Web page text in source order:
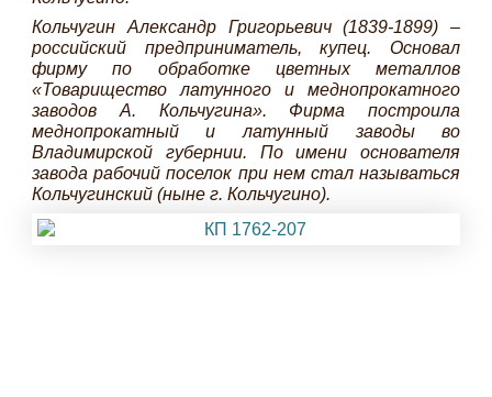
Кольчугин Александр Григорьевич (1839-1899) –
российский предприниматель, купец. Основал
фирму по обработке цветных металлов
«Товарищество латунного и меднопрокатного
заводов А. Кольчугина». Фирма построила
меднопрокатный и латунный заводы во
Владимирской губернии. По имени основателя
завода рабочий поселок при нем стал называться
Кольчугинский (ныне г. Кольчугино).